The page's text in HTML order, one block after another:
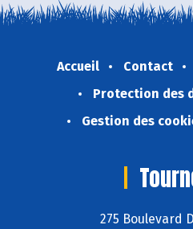
Accueil Contact
Protection des
Gestion des
275 Boulevard